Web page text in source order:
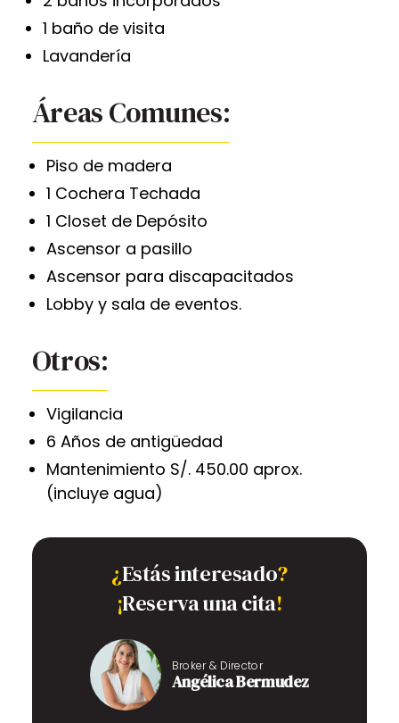
1 baño de visita
Lavandería
Áreas Comunes:
Piso de madera
1 Cochera Techada
1 Closet de Depósito
Ascensor a pasillo
Ascensor para discapacitados
Lobby y sala de eventos.
Otros:
Vigilancia
6 Años de antigüedad
Mantenimiento S/. 450.00 aprox.
(incluye agua)
¿Estás interesado?
¡Reserva una cita!
Broker & Director
Angélica Bermudez